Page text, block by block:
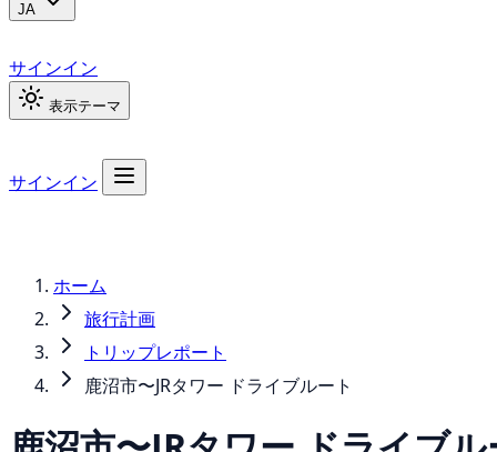
JA
サインイン
表示テーマ
サインイン
ホーム
旅行計画
トリップレポート
鹿沼市〜JRタワー ドライブルート